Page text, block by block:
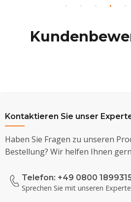
Kontaktieren Sie unser
Haben Sie Fragen zu unseren
Bestellung? Wir helfen Ihnen
Telefon: +49 0800
Sprechen Sie mit unseren